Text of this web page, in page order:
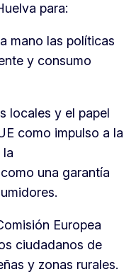
para:
mano las políticas
y consumo
locales y el papel
como impulso a la
una garantía
Europea
ciudadanos de
y zonas rurales.